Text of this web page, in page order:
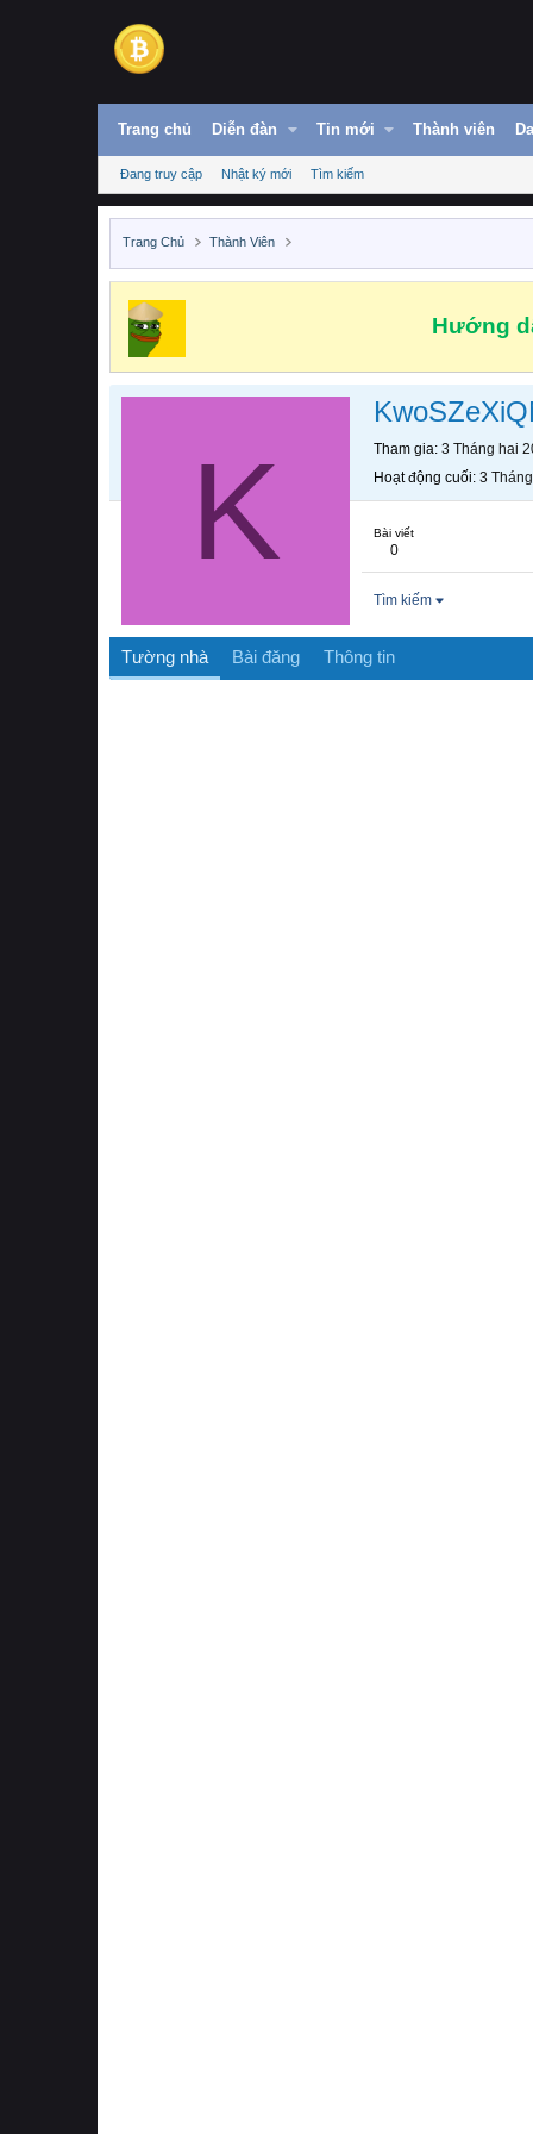
Trang chủ Diễn đàn Tin mới Thành viên
Đang truy cập Nhật ký mới Tìm kiếm
Trang Chủ Thành Viên
Hướng
K Tham gia 3 Tháng hai
Hoạt động cuối 3
Bài viết
0
Tìm kiếm
Tường nhà Bài đăng Thông tin